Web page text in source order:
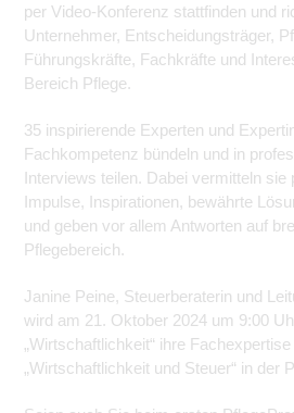
per Video-Konferenz stattfinden und
Unternehmer, Entscheidungsträger,
Führungskräfte, Fachkräfte und
Bereich Pflege.
35 inspirierende Experten und
Fachkompetenz bündeln und in
Interviews teilen. Dabei vermitteln sie
Impulse, Inspirationen, bewährte
und geben vor allem Antworten auf
Pflegebereich.
Janine Peine, Steuerberaterin und
wird am 21. Oktober 2024 um 9:00
„Wirtschaftlichkeit“ ihre
„Wirtschaftlichkeit und Steuer“ in der